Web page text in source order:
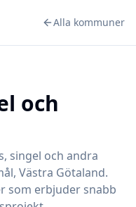
Alla kommuner
och
singel och andra
, Västra Götaland.
som erbjuder snabb